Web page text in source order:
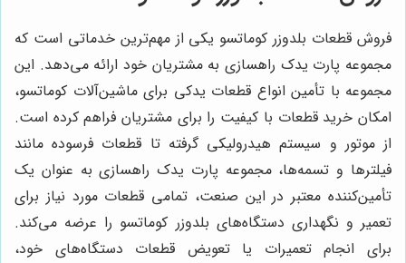
فروش قطعات بلدوزر کوماتسو یکی از مهم‌ترین خدماتی است که
مجموعه پارت یدک راهسازی به مشتریان خود ارائه می‌دهد. این
مجموعه با تأمین انواع قطعات یدکی برای ماشین‌آلات کوماتسو،
امکان خرید قطعات با کیفیت را برای مشتریان فراهم کرده است.
از موتور و سیستم هیدرولیکی گرفته تا قطعات فرسوده مانند
فیلترها و تسمه‌ها، مجموعه پارت یدک راهسازی به عنوان یک
تأمین‌کننده معتبر در این صنعت، تمامی قطعات مورد نیاز برای
تعمیر و نگهداری دستگاه‌های بلدوزر کوماتسو را عرضه می‌کند.
برای انجام تعمیرات یا تعویض قطعات دستگاه‌های خود،